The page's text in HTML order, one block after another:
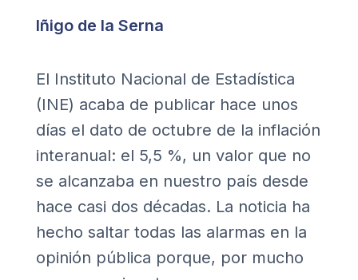
Iñigo de la Serna
El Instituto Nacional de Estadística
(INE) acaba de publicar hace unos
días el dato de octubre de la inflación
interanual: el 5,5 %, un valor que no
se alcanzaba en nuestro país desde
hace casi dos décadas. La noticia ha
hecho saltar todas las alarmas en la
opinión pública porque, por mucho